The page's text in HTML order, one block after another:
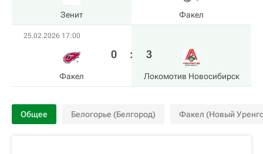
Зенит Факел
25.02.2026 17:00
Факел
0 : 3
Локомотив Новосибирск
Общее Белогорье (Белгород) Факел (Новый